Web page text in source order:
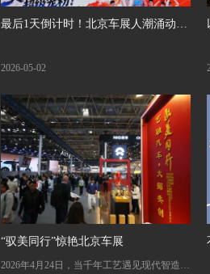
最后1天倒计时！北京车展人潮涌动，
2026-05-02
“驭美同行”惊艳北京车展
2026年4月24日，当千年工艺遇见现代智造，